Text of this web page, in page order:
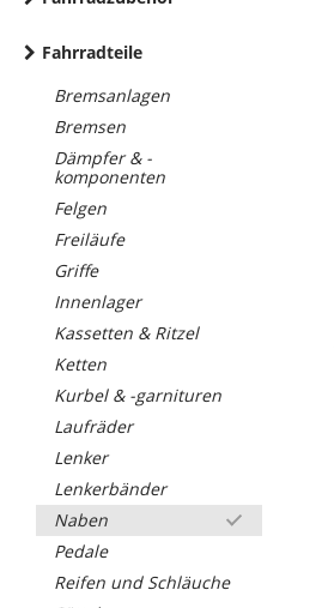
Fahrradteile
Bremsanlagen
Bremsen
Dämpfer & -
komponenten
Felgen
Freiläufe
Griffe
Innenlager
Kassetten & Ritzel
Ketten
Kurbel & -garnituren
Laufräder
Lenker
Lenkerbänder
Naben
Pedale
Reifen und Schläuche